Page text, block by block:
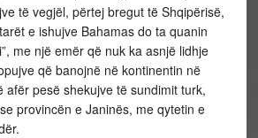
të vegjël, përtej bregut të Shqipërisë,
e ishujve Bahamas do ta quanin
me një emër që nuk ka asnjë lidhje
që banojnë në kontinentin në
afër pesë shekujve të sundimit turk,
provincën e Janinës, me qytetin e